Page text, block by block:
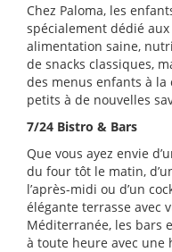
Chez Paloma, les
spécialement dédié
alimentation saine,
de snacks classiques,
des menus enfants à
petits à de nouvelles
7/24 Bistro & Bars
Que vous ayez envie
du four tôt le matin,
l’après-midi ou d’un
élégante terrasse avec
Méditerranée, les bars
à toute heure avec une